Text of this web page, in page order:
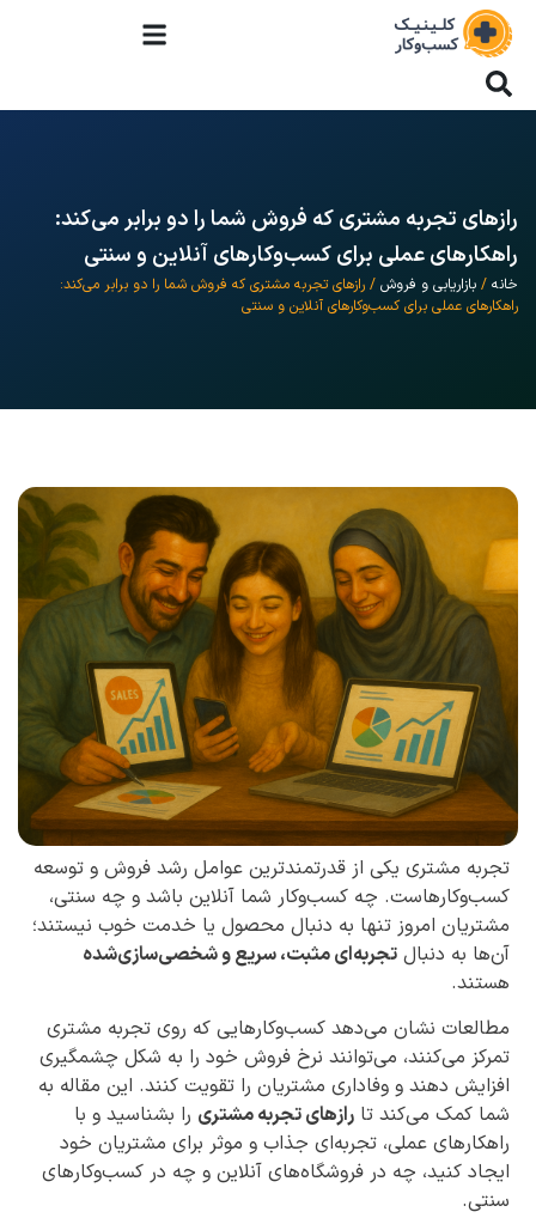
رازهای تجربه مشتری که فروش شما را دو برابر می‌کند:
راهکارهای عملی برای کسب‌وکارهای آنلاین و سنتی
خانه / بازاریابی و فروش / رازهای تجربه مشتری که فروش شما را دو برابر می‌کند:
راهکارهای عملی برای کسب‌وکارهای آنلاین و سنتی
تجربه مشتری یکی از قدرتمندترین عوامل رشد فروش و توسعه
کسب‌وکارهاست. چه کسب‌وکار شما آنلاین باشد و چه سنتی،
مشتریان امروز تنها به دنبال محصول یا خدمت خوب نیستند؛
آن‌ها به دنبال تجربه‌ای مثبت، سریع و شخصی‌سازی‌شده
هستند.
مطالعات نشان می‌دهد کسب‌وکارهایی که روی تجربه مشتری
تمرکز می‌کنند، می‌توانند نرخ فروش خود را به شکل چشمگیری
افزایش دهند و وفاداری مشتریان را تقویت کنند. این مقاله به
شما کمک می‌کند تا رازهای تجربه مشتری را بشناسید و با
راهکارهای عملی، تجربه‌ای جذاب و موثر برای مشتریان خود
ایجاد کنید، چه در فروشگاه‌های آنلاین و چه در کسب‌وکارهای
سنتی.